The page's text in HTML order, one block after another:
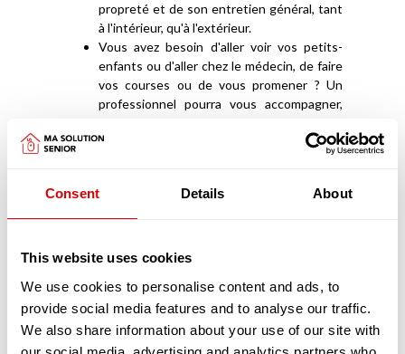
Consent Details About
This website uses cookies
We use cookies to personalise content and ads, to
provide social media features and to analyse our traffic.
We also share information about your use of our site with
propreté et de son entretien général, tant
à l'intérieur, qu'à l'extérieur.
Vous avez besoin d'aller voir vos petits-
enfants ou d'aller chez le médecin, de faire
vos courses ou de vous promener ? Un
professionnel pourra vous accompagner,
dehors de votre domicile.
chuter ? Certains professionnels offrent
une prestation de téléassistance et de
Vous souhaitez que quelqu'un vous
voire vous aide à manger ? Pas de panique,
les structures d'aide à domicile ce chargent
de tout ! Parfois elles vous livrent même
des repas chez vous.